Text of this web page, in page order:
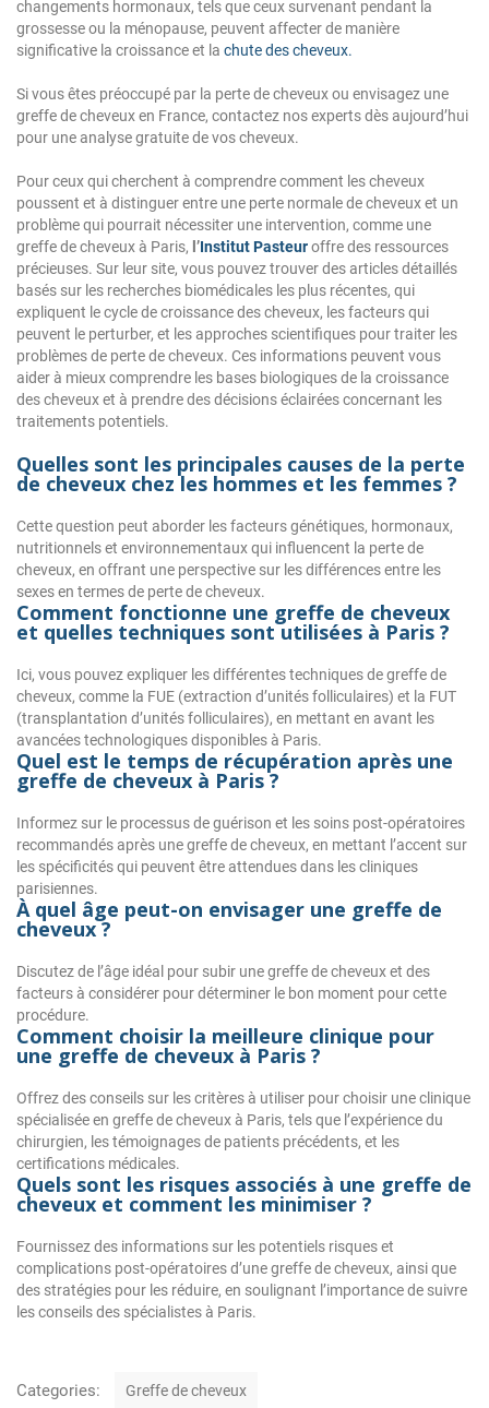
changements hormonaux, tels que ceux survenant pendant la
grossesse ou la ménopause, peuvent affecter de manière
significative la croissance et la chute des cheveux.
Si vous êtes préoccupé par la perte de cheveux ou envisagez une
greffe de cheveux en France, contactez nos experts dès aujourd’hui
pour une analyse gratuite de vos cheveux.
Pour ceux qui cherchent à comprendre comment les cheveux
poussent et à distinguer entre une perte normale de cheveux et un
problème qui pourrait nécessiter une intervention, comme une
greffe de cheveux à Paris, l’Institut Pasteuroffre des ressources
précieuses. Sur leur site, vous pouvez trouver des articles détaillés
basés sur les recherches biomédicales les plus récentes, qui
expliquent le cycle de croissance des cheveux, les facteurs qui
peuvent le perturber, et les approches scientifiques pour traiter les
problèmes de perte de cheveux. Ces informations peuvent vous
aider à mieux comprendre les bases biologiques de la croissance
des cheveux et à prendre des décisions éclairées concernant les
traitements potentiels.
Quelles sont les principales causes de la perte
de cheveux chez les hommes et les femmes ?
Cette question peut aborder les facteurs génétiques, hormonaux,
nutritionnels et environnementaux qui influencent la perte de
cheveux, en offrant une perspective sur les différences entre les
sexes en termes de perte de cheveux.
Comment fonctionne une greffe de cheveux
et quelles techniques sont utilisées à Paris ?
Ici, vous pouvez expliquer les différentes techniques de greffe de
cheveux, comme la FUE (extraction d’unités folliculaires) et la FUT
(transplantation d’unités folliculaires), en mettant en avant les
avancées technologiques disponibles à Paris.
Quel est le temps de récupération après une
greffe de cheveux à Paris ?
Informez sur le processus de guérison et les soins post-opératoires
recommandés après une greffe de cheveux, en mettant l’accent sur
les spécificités qui peuvent être attendues dans les cliniques
parisiennes.
À quel âge peut-on envisager une greffe de
cheveux ?
Discutez de l’âge idéal pour subir une greffe de cheveux et des
facteurs à considérer pour déterminer le bon moment pour cette
procédure.
Comment choisir la meilleure clinique pour
une greffe de cheveux à Paris ?
Offrez des conseils sur les critères à utiliser pour choisir une clinique
spécialisée en greffe de cheveux à Paris, tels que l’expérience du
chirurgien, les témoignages de patients précédents, et les
certifications médicales.
Quels sont les risques associés à une greffe de
cheveux et comment les minimiser ?
Fournissez des informations sur les potentiels risques et
complications post-opératoires d’une greffe de cheveux, ainsi que
des stratégies pour les réduire, en soulignant l’importance de suivre
les conseils des spécialistes à Paris.
Categories: Greffe de cheveux